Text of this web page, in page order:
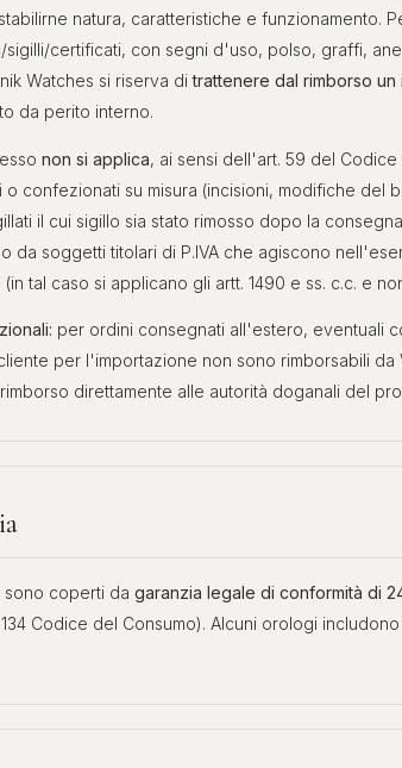
natura, caratteristiche e funzionamento.
sigilli/certificati, con segni d'uso, polso, graffi,
Watches si riserva ditrattenere dal rimborso
da perito interno.
non si applica, ai sensi dell'art. 59 del
o confezionati su misura (incisioni, modifiche del
il cui sigillo sia stato rimosso dopo la
da soggetti titolari di P.IVA che agiscono
tal caso si applicano gli artt. 1490 e ss. c.c. e
per ordini consegnati all'estero, eventuali
per l'importazione non sono rimborsabili da
direttamente alle autorità doganali del
sono coperti da garanzia legale di conformità di
Codice del Consumo). Alcuni orologi